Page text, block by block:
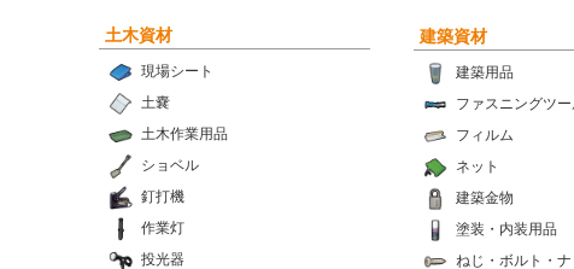
土木資材
現場シート
土嚢
土木作業用品
ショベル
釘打機
作業灯
投光器
建築資材
建築用品
ファスニングツ
フィルム
ネット
建築金物
塗装・内装用品
ねじ・ボルト・ナ